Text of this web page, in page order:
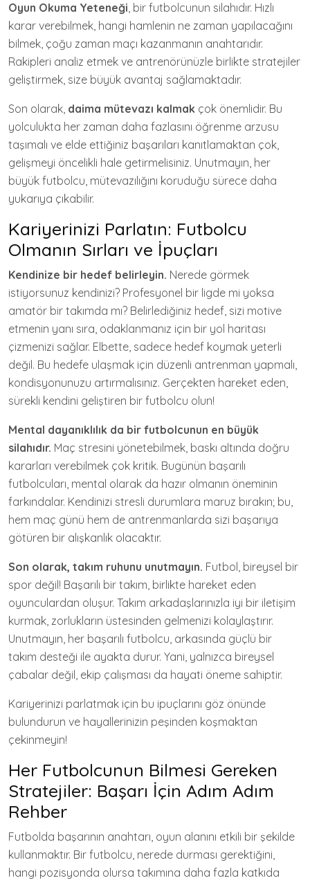
Oyun Okuma Yeteneği, bir futbolcunun silahıdır. Hızlı
karar verebilmek, hangi hamlenin ne zaman yapılacağını
bilmek, çoğu zaman maçı kazanmanın anahtarıdır.
Rakipleri analiz etmek ve antrenörünüzle birlikte stratejiler
geliştirmek, size büyük avantaj sağlamaktadır.
Son olarak, daima mütevazı kalmak çok önemlidir. Bu
yolculukta her zaman daha fazlasını öğrenme arzusu
taşımalı ve elde ettiğiniz başarıları kanıtlamaktan çok,
gelişmeyi öncelikli hale getirmelisiniz. Unutmayın, her
büyük futbolcu, mütevazılığını koruduğu sürece daha
yukarıya çıkabilir.
Kariyerinizi Parlatın: Futbolcu
Olmanın Sırları ve İpuçları
Kendinize bir hedef belirleyin. Nerede görmek
istiyorsunuz kendinizi? Profesyonel bir ligde mi yoksa
amatör bir takımda mı? Belirlediğiniz hedef, sizi motive
etmenin yanı sıra, odaklanmanız için bir yol haritası
çizmenizi sağlar. Elbette, sadece hedef koymak yeterli
değil. Bu hedefe ulaşmak için düzenli antrenman yapmalı,
kondisyonunuzu artırmalısınız. Gerçekten hareket eden,
sürekli kendini geliştiren bir futbolcu olun!
Mental dayanıklılık da bir futbolcunun en büyük
silahıdır. Maç stresini yönetebilmek, baskı altında doğru
kararları verebilmek çok kritik. Bugünün başarılı
futbolcuları, mental olarak da hazır olmanın öneminin
farkındalar. Kendinizi stresli durumlara maruz bırakın; bu,
hem maç günü hem de antrenmanlarda sizi başarıya
götüren bir alışkanlık olacaktır.
Son olarak, takım ruhunu unutmayın. Futbol, bireysel bir
spor değil! Başarılı bir takım, birlikte hareket eden
oyunculardan oluşur. Takım arkadaşlarınızla iyi bir iletişim
kurmak, zorlukların üstesinden gelmenizi kolaylaştırır.
Unutmayın, her başarılı futbolcu, arkasında güçlü bir
takım desteği ile ayakta durur. Yani, yalnızca bireysel
çabalar değil, ekip çalışması da hayati öneme sahiptir.
Kariyerinizi parlatmak için bu ipuçlarını göz önünde
bulundurun ve hayallerinizin peşinden koşmaktan
çekinmeyin!
Her Futbolcunun Bilmesi Gereken
Stratejiler: Başarı İçin Adım Adım
Rehber
Futbolda başarının anahtarı, oyun alanını etkili bir şekilde
kullanmaktır. Bir futbolcu, nerede durması gerektiğini,
hangi pozisyonda olursa takımına daha fazla katkıda